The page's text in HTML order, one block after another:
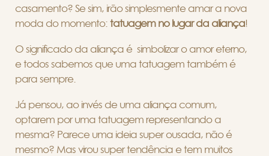
casamento? Se sim, irão simplesmente amar a nova
moda do momento: tatuagem no lugar da aliança!
O significado da aliança é simbolizar o amor eterno,
e todos sabemos que uma tatuagem também é
para sempre.
Já pensou, ao invés de uma aliança comum,
optarem por uma tatuagem representando a
mesma? Parece uma ideia super ousada, não é
mesmo? Mas virou super tendência e tem muitos